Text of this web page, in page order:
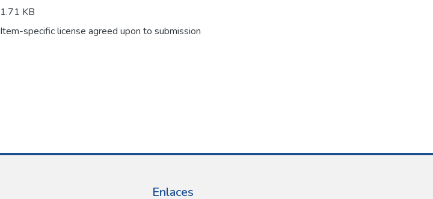
1.71 KB
Item-specific license agreed upon to submission
Enlaces